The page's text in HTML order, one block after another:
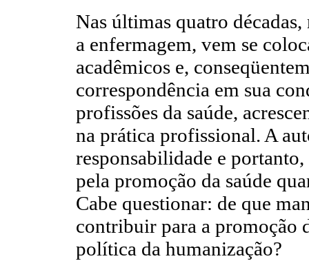
Nas últimas quatro
a enfermagem, vem se
acadêmicos e,
correspondência em sua
profissões da saúde,
na prática profissional. A
responsabilidade e
pela promoção da saúde
Cabe questionar: de que
contribuir para a promoção
política da humanização?